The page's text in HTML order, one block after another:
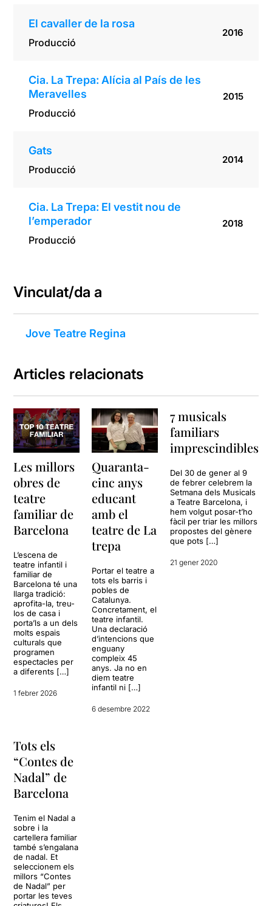
El cavaller de la rosa
Producció
2016
Cia. La Trepa: Alícia al País de les
Meravelles
Producció
2015
Gats
Producció
2014
Cia. La Trepa: El vestit nou de
l’emperador
Producció
2018
Vinculat/da a
Jove Teatre Regina
Articles relacionats
Les millors
obres de
teatre
familiar de
Barcelona
L’escena de
teatre infantil i
familiar de
Barcelona té una
llarga tradició:
aprofita-la, treu-
los de casa i
porta’ls a un dels
molts espais
culturals que
programen
espectacles per
a diferents […]
1 febrer 2026
Quaranta-
cinc anys
educant
amb el
teatre de La
trepa
Portar el teatre a
tots els barris i
pobles de
Catalunya.
Concretament, el
teatre infantil.
Una declaració
d’intencions que
enguany
compleix 45
anys. Ja no en
diem teatre
infantil ni […]
6 desembre 2022
7 musicals
familiars
imprescindibles
Del 30 de gener al 9
de febrer celebrem la
Setmana dels Musicals
a Teatre Barcelona, i
hem volgut posar-t’ho
fàcil per triar les millors
propostes del gènere
que pots […]
21 gener 2020
Tots els
“Contes de
Nadal” de
Barcelona
Tenim el Nadal a
sobre i la
cartellera familiar
també s’engalana
de nadal. Et
seleccionem els
millors “Contes
de Nadal” per
portar les teves